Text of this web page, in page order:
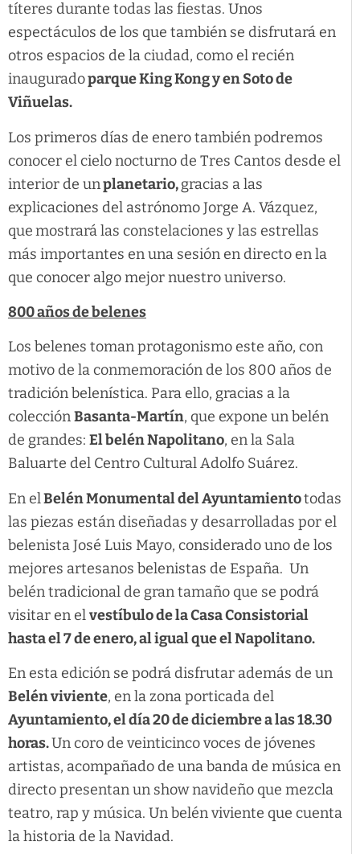
títeres durante todas las fiestas. Unos
espectáculos de los que también se disfrutará en
otros espacios de la ciudad, como el recién
inauguradoparque King Kong y en Soto de
Viñuelas.
Los primeros días de enero también podremos
conocer el cielo nocturno de Tres Cantos desde el
interior de unplanetario,gracias a las
explicaciones del astrónomo Jorge A. Vázquez,
quemostrará las constelaciones y las estrellas
más importantes en una sesión en directo en la
que conocer algo mejor nuestro universo.
800 años de belenes
Los belenes toman protagonismo este año, con
motivo de la conmemoración de los 800 años de
tradición belenística. Para ello, gracias a la
colecciónBasanta-Martín, que expone un belén
de grandes: El belén Napolitano, en la Sala
Baluarte del Centro Cultural Adolfo Suárez.
En elBelén Monumental del Ayuntamientotodas
las piezas están diseñadas y desarrolladas por el
belenista José Luis Mayo, considerado uno de los
mejores artesanos belenistas de España. Un
belén tradicional de gran tamaño que se podrá
visitar en elvestíbulo de la Casa Consistorial
hasta el 7 de enero, al igual que el Napolitano.
En esta edición se podrá disfrutar además de un
Belén viviente, en la zona porticada del
Ayuntamiento, el día 20 de diciembre a las 18.30
horas.Un coro de veinticinco voces de jóvenes
artistas, acompañado de una banda de música en
directo presentan un show navideño que mezcla
teatro, rap y música. Un belén viviente que cuenta
la historia de la Navidad.